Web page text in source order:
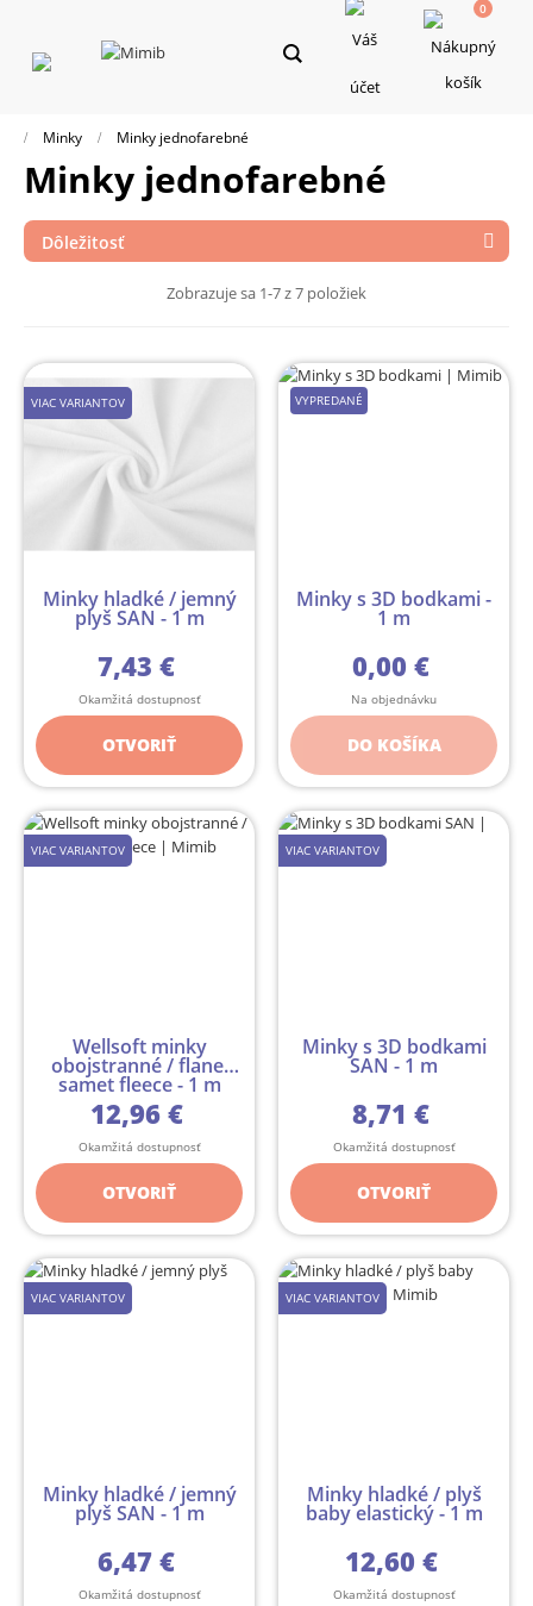
Toggle
navigation
0
Minky Minky jednofarebné
Minky jednofarebné
Dôležitosť 
Zobrazuje sa 1-7 z 7 položiek
VIAC VARIANTOV
Minky hladké / jemný
plyš SAN - 1 m
7,43 €
Okamžitá dostupnosť
OTVORIŤ
VYPREDANÉ
Minky s 3D bodkami -
1 m
0,00 €
Na objednávku
DO KOŠÍKA
VIAC VARIANTOV
Wellsoft minky
obojstranné / flanel
samet fleece - 1 m
12,96 €
Okamžitá dostupnosť
OTVORIŤ
VIAC VARIANTOV
Minky s 3D bodkami
SAN - 1 m
8,71 €
Okamžitá dostupnosť
OTVORIŤ
VIAC VARIANTOV
Minky hladké / jemný
plyš SAN - 1 m
6,47 €
Okamžitá dostupnosť
VIAC VARIANTOV
Minky hladké / plyš
baby elastický - 1 m
12,60 €
Okamžitá dostupnosť